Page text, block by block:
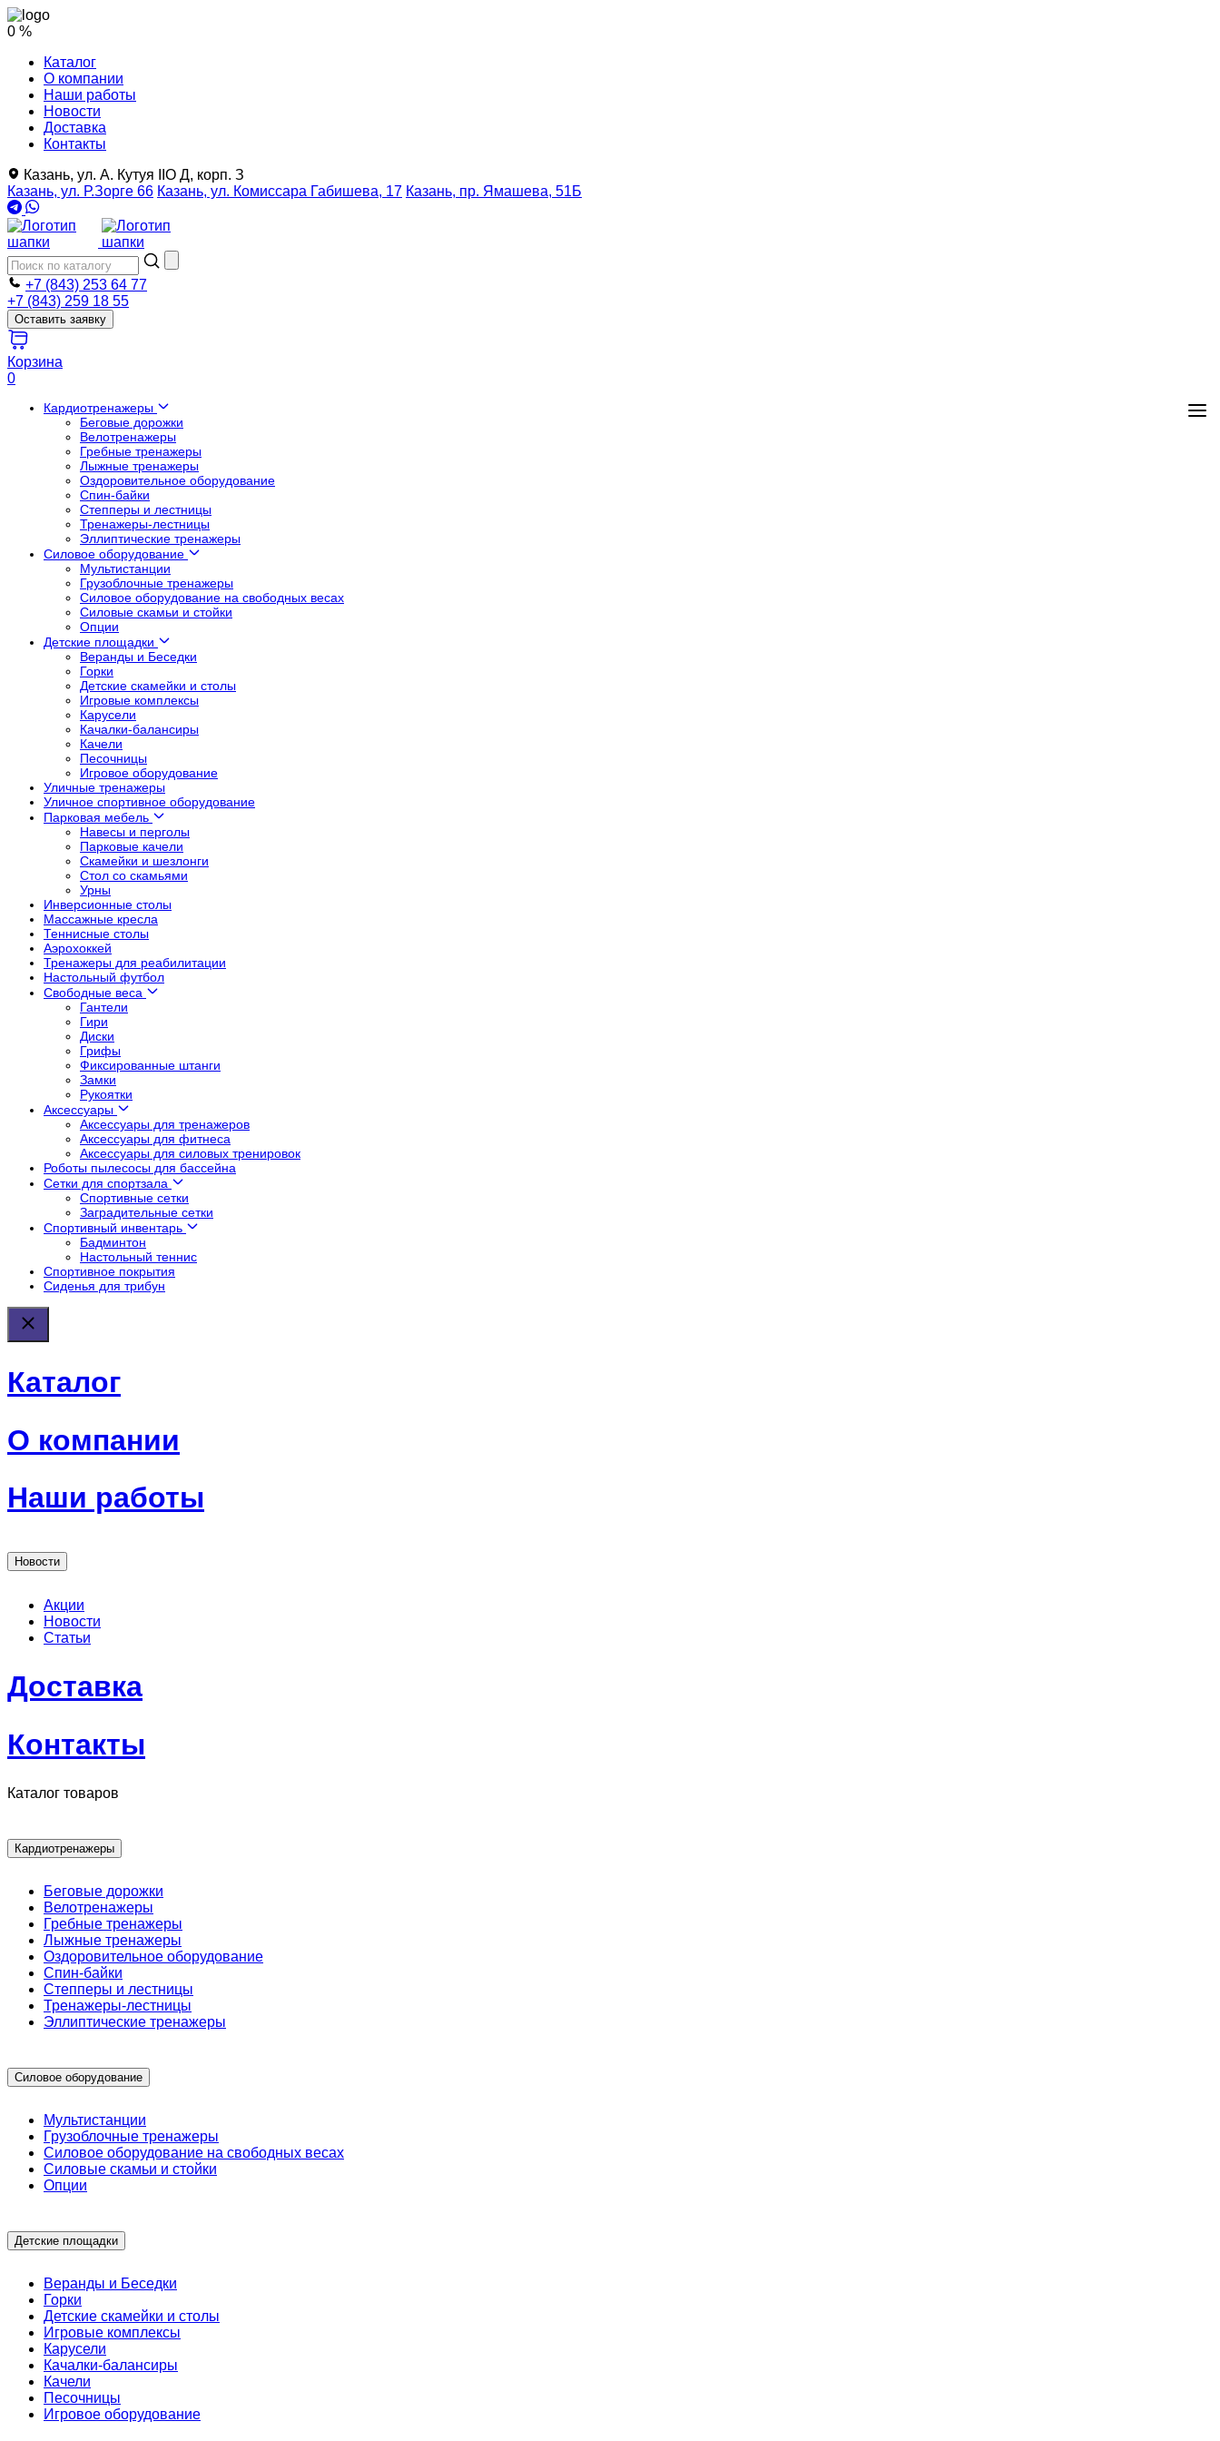
0 %
Каталог
О компании
Наши работы
Новости
Доставка
Контакты
Казань, ул. А. Кутуя IIO Д, корп. З
Казань, ул. Р.Зорге 66 Казань, ул. Комиссара Габишева, 17 Казань, пр. Ямашева, 51Б
+7 (843) 253 64 77
+7 (843) 259 18 55
Оставить заявку
Корзина
0
Кардиотренажеры
Беговые дорожки
Велотренажеры
Гребные тренажеры
Лыжные тренажеры
Оздоровительное оборудование
Спин-байки
Степперы и лестницы
Тренажеры-лестницы
Эллиптические тренажеры
Силовое оборудование
Мультистанции
Грузоблочные тренажеры
Силовое оборудование на свободных весах
Силовые скамьи и стойки
Опции
Детские площадки
Веранды и Беседки
Горки
Детские скамейки и столы
Игровые комплексы
Карусели
Качалки-балансиры
Качели
Песочницы
Игровое оборудование
Уличные тренажеры
Уличное спортивное оборудование
Парковая мебель
Навесы и перголы
Парковые качели
Скамейки и шезлонги
Стол со скамьями
Урны
Инверсионные столы
Массажные кресла
Теннисные столы
Аэрохоккей
Тренажеры для реабилитации
Настольный футбол
Свободные веса
Гантели
Гири
Диски
Грифы
Фиксированные штанги
Замки
Рукоятки
Аксессуары
Аксессуары для тренажеров
Аксессуары для фитнеса
Аксессуары для силовых тренировок
Роботы пылесосы для бассейна
Сетки для спортзала
Спортивные сетки
Заградительные сетки
Спортивный инвентарь
Бадминтон
Настольный теннис
Спортивное покрытия
Сиденья для трибун
Каталог
О компании
Наши работы
Новости
Акции
Новости
Статьи
Доставка
Контакты
Каталог товаров
Кардиотренажеры
Беговые дорожки
Велотренажеры
Гребные тренажеры
Лыжные тренажеры
Оздоровительное оборудование
Спин-байки
Степперы и лестницы
Тренажеры-лестницы
Эллиптические тренажеры
Силовое оборудование
Мультистанции
Грузоблочные тренажеры
Силовое оборудование на свободных весах
Силовые скамьи и стойки
Опции
Детские площадки
Веранды и Беседки
Горки
Детские скамейки и столы
Игровые комплексы
Карусели
Качалки-балансиры
Качели
Песочницы
Игровое оборудование